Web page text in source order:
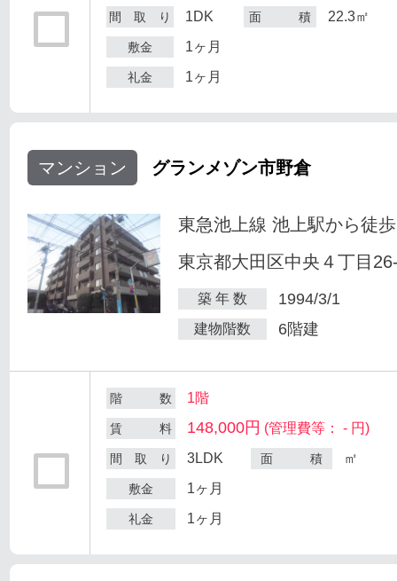
間 取 り 1DK 面 積 22.3㎡
敷金 1ヶ月
礼金 1ヶ月
マンション グランメゾン市野倉
東急池上線 池上駅から徒
東京都大田区中央４丁目
築 年 数 1994/3/1
建物階数 6階建
階 数 1階
賃 料 148,000円 (管理費等： - 円)
間 取 り 3LDK 面 積 ㎡
敷金 1ヶ月
礼金 1ヶ月